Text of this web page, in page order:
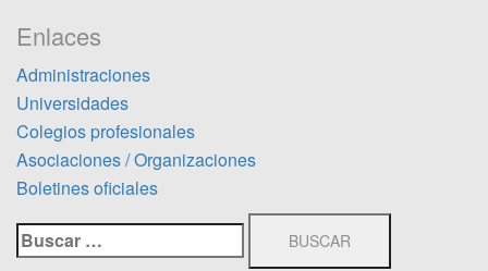
Enlaces
Administraciones
Universidades
Colegios profesionales
Asociaciones / Organizaciones
Boletines oficiales
Buscar: